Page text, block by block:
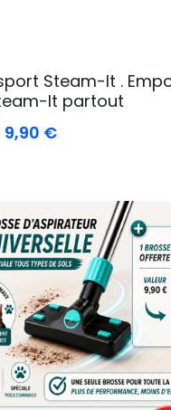
Steam-It .
It partout
9,90 €